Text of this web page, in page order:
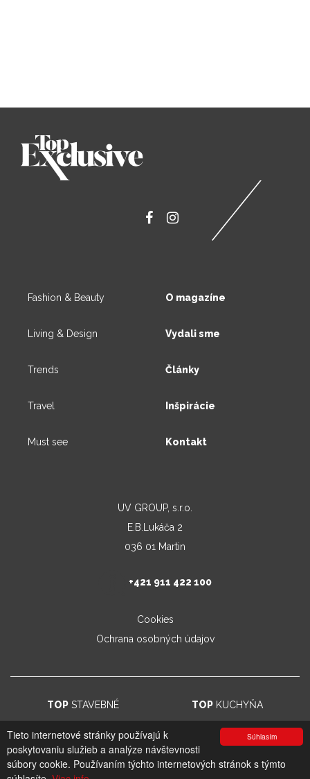
Súhlasím
Tieto internetové stránky používajú k
poskytovaniu služieb a analýze návštevnosti
súbory cookie. Používaním týchto internetových stránok s týmto
Fashion & Beauty
Living & Design
Trends
Travel
Must see
O magazíne
Vydali sme
Články
Inšpirácie
Kontakt
UV GROUP, s.r.o.
E.B.Lukáča 2
036 01 Martin
+421 911 422 100
Cookies
Ochrana osobných údajov
TOPSTAVEBNÉ TOP KUCHYŇA
© 2026. UV GROUP s.r.o. | Created by CTS Europe s.r.o.